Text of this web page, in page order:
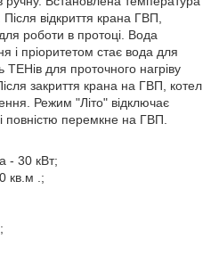
відкриття крана ГВП,
роботи в протоці. Вода
і пріоритетом стає вода для
ТЕНів для проточного нагріву
закриття крана на ГВП, котел
Режим "Літо" відключає
повністю перемкне на ГВП.
- 30 кВт;
кв.м .;